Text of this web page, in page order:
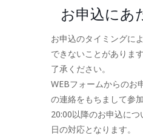
お申込にあ
お申込のタイミングに
できないことがありま
了承ください。
WEBフォームからのお
の連絡をもちまして参
20:00以降のお申込に
日の対応となります。